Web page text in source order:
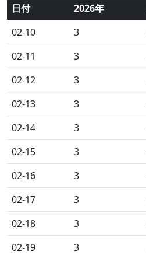
日付 2026年
02-10
3
02-11
3
02-12
3
02-13
3
02-14
3
02-15
3
02-16
3
02-17
3
02-18
3
02-19
3